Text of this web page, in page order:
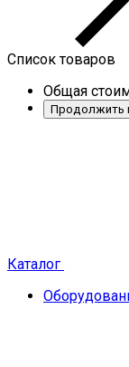
Список товаров
Общая
Продолжить
Каталог